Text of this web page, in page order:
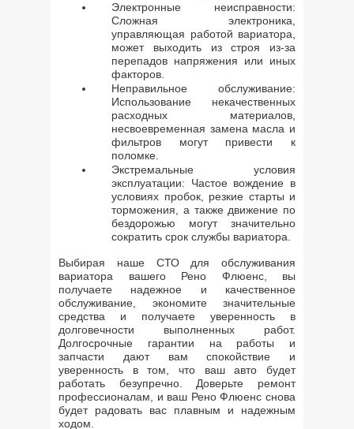
Электронные неисправности:
Сложная электроника,
управляющая работой вариатора,
может выходить из строя из-за
перепадов напряжения или иных
факторов.
Неправильное обслуживание:
Использование некачественных
расходных материалов,
несвоевременная замена масла и
фильтров могут привести к
поломке.
Экстремальные условия
эксплуатации: Частое вождение в
условиях пробок, резкие старты и
торможения, а также движение по
бездорожью могут значительно
сократить срок службы вариатора.
Выбирая наше СТО для обслуживания
вариатора вашего Рено Флюенс, вы
получаете надежное и качественное
обслуживание, экономите значительные
средства и получаете уверенность в
долговечности выполненных работ.
Долгосрочные гарантии на работы и
запчасти дают вам спокойствие и
уверенность в том, что ваш авто будет
работать безупречно. Доверьте ремонт
профессионалам, и ваш Рено Флюенс снова
будет радовать вас плавным и надежным
ходом.